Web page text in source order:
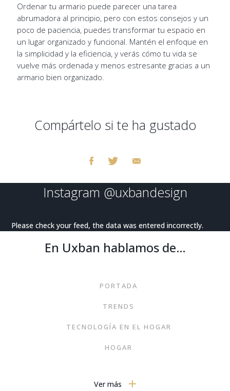
Ordenar tu armario puede parecer una tarea
abrumadora al principio, pero con estos consejos y un
poco de paciencia, puedes transformar tu espacio en
un lugar organizado y funcional. Mantén el enfoque en
la simplicidad y la eficiencia, y verás cómo tu vida se
vuelve más ordenada y menos estresante gracias a un
armario bien organizado.
Compártelo si te ha gustado
Instagram @uxbandesign
Please check your feed, the data was entered incorrectly.
En Uxban hablamos de…
PORTADA
TRENDS
TECNOLOGÍA EN EL HOGAR
HOGAR
VIVIENDAS SINGULARES
Ver más